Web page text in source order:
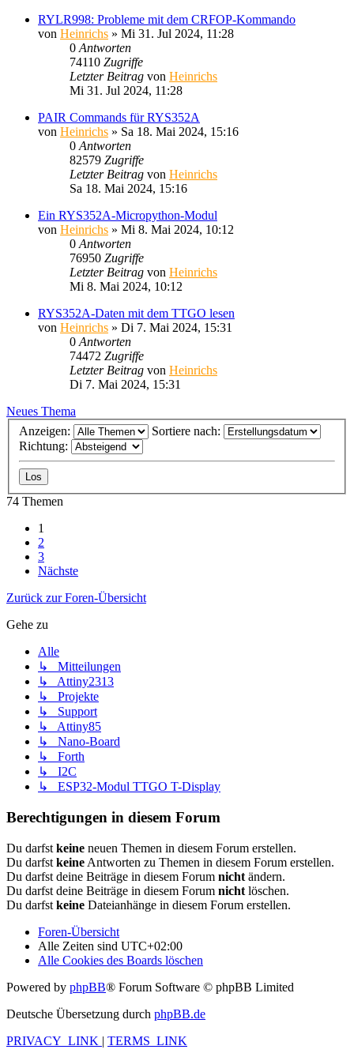
RYLR998: Probleme mit dem CRFOP-Kommando
von Heinrichs » Mi 31. Jul 2024, 11:28
0 Antworten
74110 Zugriffe
Letzter Beitrag von Heinrichs
Mi 31. Jul 2024, 11:28
PAIR Commands für RYS352A
von Heinrichs » Sa 18. Mai 2024, 15:16
0 Antworten
82579 Zugriffe
Letzter Beitrag von Heinrichs
Sa 18. Mai 2024, 15:16
Ein RYS352A-Micropython-Modul
von Heinrichs » Mi 8. Mai 2024, 10:12
0 Antworten
76950 Zugriffe
Letzter Beitrag von Heinrichs
Mi 8. Mai 2024, 10:12
RYS352A-Daten mit dem TTGO lesen
von Heinrichs » Di 7. Mai 2024, 15:31
0 Antworten
74472 Zugriffe
Letzter Beitrag von Heinrichs
Di 7. Mai 2024, 15:31
Neues Thema
Anzeigen:
Sortiere nach:
Richtung:
74 Themen
1
2
3
Nächste
Zurück zur Foren-Übersicht
Gehe zu
Alle
↳ Mitteilungen
↳ Attiny2313
↳ Projekte
↳ Support
↳ Attiny85
↳ Nano-Board
↳ Forth
↳ I2C
↳ ESP32-Modul TTGO T-Display
Berechtigungen in diesem Forum
Du darfst keine neuen Themen in diesem Forum erstellen.
Du darfst keine Antworten zu Themen in diesem Forum erstellen.
Du darfst deine Beiträge in diesem Forum nicht ändern.
Du darfst deine Beiträge in diesem Forum nicht löschen.
Du darfst keine Dateianhänge in diesem Forum erstellen.
Foren-Übersicht
Alle Zeiten sind UTC+02:00
Alle Cookies des Boards löschen
Powered by phpBB® Forum Software © phpBB Limited
Deutsche Übersetzung durch phpBB.de
PRIVACY_LINK | TERMS_LINK